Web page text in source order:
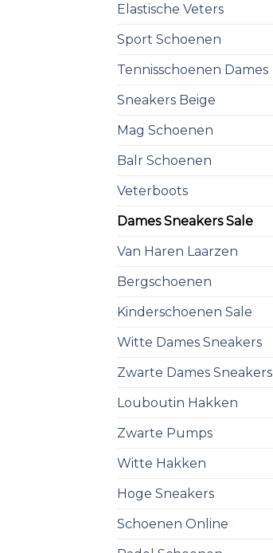
Elastische Veters
Sport Schoenen
Tennisschoenen Dames
Sneakers Beige
Mag Schoenen
Balr Schoenen
Veterboots
Dames Sneakers Sale
Van Haren Laarzen
Bergschoenen
Kinderschoenen Sale
Witte Dames Sneakers
Zwarte Dames Sneakers
Louboutin Hakken
Zwarte Pumps
Witte Hakken
Hoge Sneakers
Schoenen Online